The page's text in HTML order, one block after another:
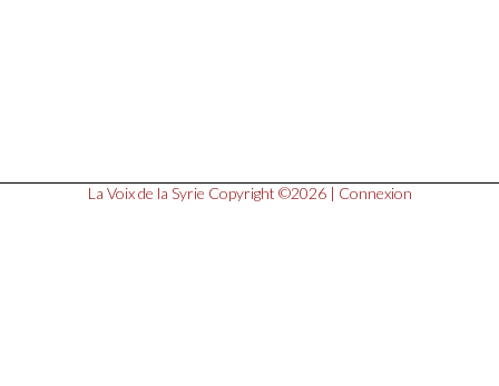
La Voix de la Syrie Copyright ©2026 | Connexion